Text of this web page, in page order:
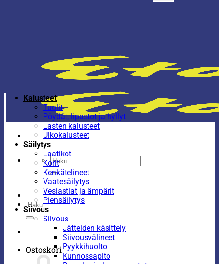
Etsi:
Etsi:
Ostoskori
Kalusteet
Tuolit
Pöydät, lipastot ja hyllyt
Lasten kalusteet
Ulkokalusteet
Säilytys
Laatikot
Korit
Kenkätelineet
Vaatesäilytys
Vesiastiat ja ämpärit
Piensäilytys
Siivous
Siivous
Jätteiden käsittely
Siivousvälineet
Pyykkihuolto
Kunnossapito